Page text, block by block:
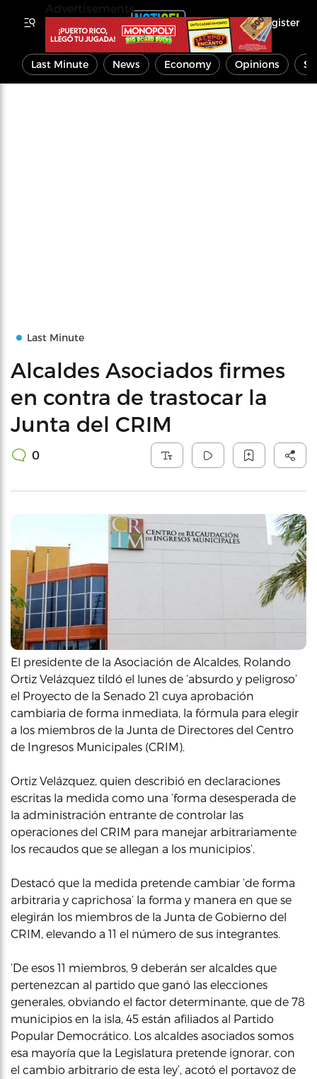
Register
Last Minute News Economy Opinions
Last Minute
Alcaldes Asociados firmes
en contra de trastocar la
Junta del CRIM
0
El presidente de la Asociación de Alcaldes, Rolando
Ortiz Velázquez tildó el lunes de ‘absurdo y peligroso’
el Proyecto de la Senado 21 cuya aprobación
cambiaria de forma inmediata, la fórmula para elegir
a los miembros de la Junta de Directores del Centro
de Ingresos Municipales (CRIM).
Ortiz Velázquez, quien describió en declaraciones
escritas la medida como una ‘forma desesperada de
la administración entrante de controlar las
operaciones del CRIM para manejar arbitrariamente
los recaudos que se allegan a los municipios’.
Destacó que la medida pretende cambiar ‘de forma
arbitraria y caprichosa’ la forma y manera en que se
elegirán los miembros de la Junta de Gobierno del
CRIM, elevando a 11 el número de sus integrantes.
‘De esos 11 miembros, 9 deberán ser alcaldes que
pertenezcan al partido que ganó las elecciones
generales, obviando el factor determinante, que de 78
municipios en la isla, 45 están afiliados al Partido
Popular Democrático. Los alcaldes asociados somos
esa mayoría que la Legislatura pretende ignorar, con
el cambio arbitrario de esta ley’, acotó el portavoz de
Advertisements